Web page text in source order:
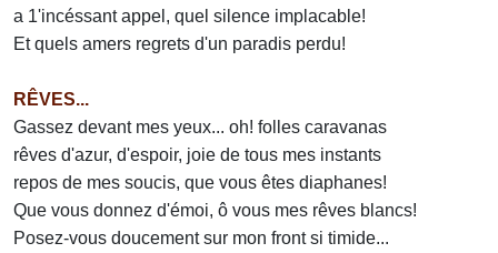
a 1'incéssant appel, quel silence implacable!
Et quels amers regrets d'un paradis perdu!
RÊVES...
Gassez devant mes yeux... oh! folles caravanas
rêves d'azur, d'espoir, joie de tous mes instants
repos de mes soucis, que vous êtes diaphanes!
Que vous donnez d'émoi, ô vous mes rêves blancs!
Posez-vous doucement sur mon front si timide...